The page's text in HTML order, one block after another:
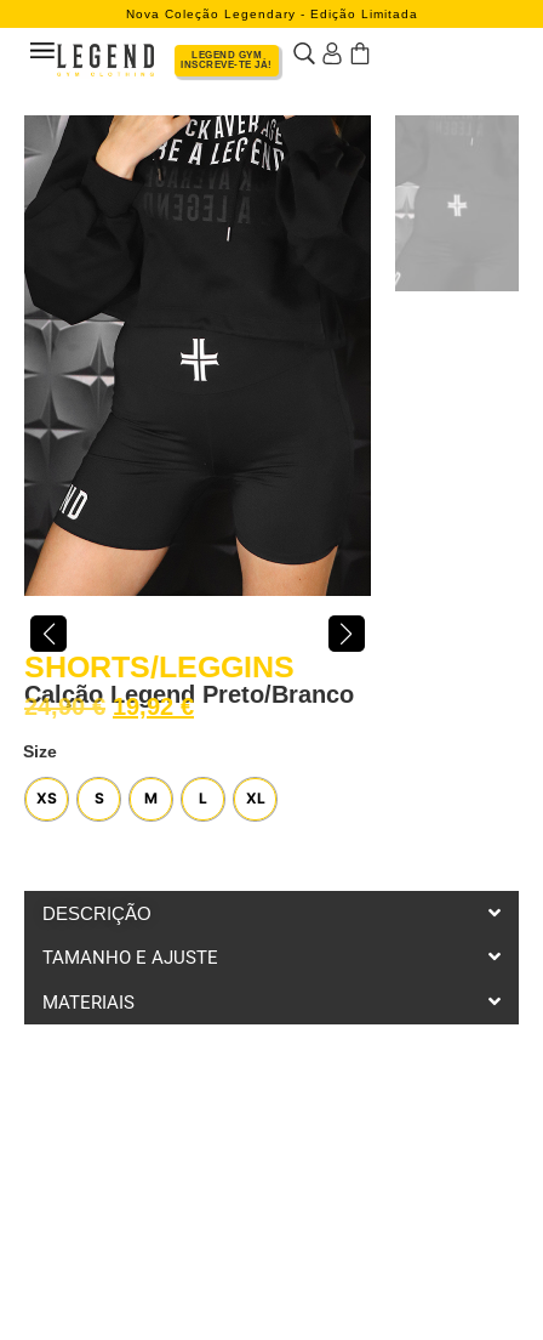
Nova Coleção Legendary - Edição Limitada
LEGEND GYM
INSCREVE-TE JÁ!
SHORTS/LEGGINS
Calção Legend Preto/Branco
24,90€ 19,92€
Size
XS S M L XL
DESCRIÇÃO
TAMANHO E AJUSTE
MATERIAIS